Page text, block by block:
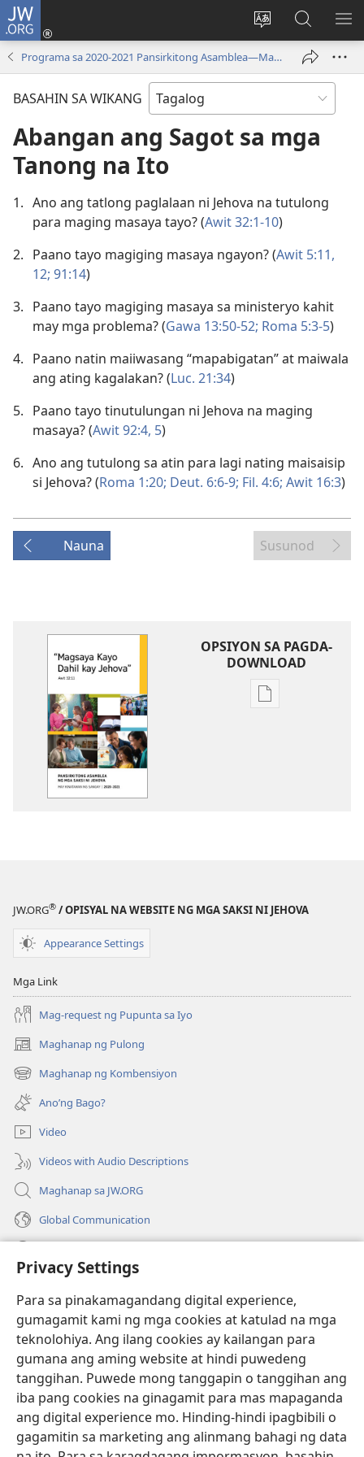
Privacy Settings
Para sa pinakamagandang digital experience,
gumagamit kami ng mga cookies at katulad na mga
teknolohiya. Ang ilang cookies ay kailangan para
gumana ang aming website at hindi puwedeng
tanggihan. Puwede mong tanggapin o tanggihan ang
iba pang cookies na ginagamit para mas mapaganda
ang digital experience mo. Hinding-hindi ipagbibili o
gagamitin sa marketing ang alinmang bahagi ng data
JW.ORG
Baguhin
ang
ng
Mag-
log
bubukas
window)
sa
JW.ORG
Programa sa 2020-2021 Pansirkitong Asamblea—May Kinatawan ng Sangay
BASAHIN SA WIKANG
Abangan ang Sagot sa mga
Tanong na Ito
1. Ano ang tatlong paglalaan ni Jehova na tutulong
para maging masaya tayo? (Awit 32:1-10)
2. Paano tayo magiging masaya ngayon? (Awit 5:11,
12; 91:14)
3. Paano tayo magiging masaya sa ministeryo kahit
may mga problema? (Gawa 13:50-52; Roma 5:3-5)
4. Paano natin maiiwasang “mapabigatan” at maiwala
ang ating kagalakan? (Luc. 21:34)
5. Paano tayo tinutulungan ni Jehova na maging
masaya? (Awit 92:4, 5)
6. Ano ang tutulong sa atin para lagi nating maisaisip
si Jehova? (Roma 1:20; Deut. 6:6-9; Fil. 4:6; Awit 16:3)
Nauna Susunod
OPSIYON SA PAGDA-
DOWNLOAD
Opsiyon
Asamblea
ng
JW.ORG® / OPISYAL NA WEBSITE NG MGA SAKSI NI JEHOVA
Appearance Settings
Mga Link
Mag-request ng Pupunta sa Iyo
Maghanap ng Pulong
(may
bubukas
na
bagong
window)
Maghanap ng Kombensiyon
(may
bubukas
na
bagong
window)
Ano’ng Bago?
Video
Videos with Audio Descriptions
Maghanap sa JW.ORG
Global Communication
(may
na
bagong
window)
Watchtower ONLINE LIBRARY™
(may
bubukas
na
bagong
window)
JW Hub ®
(may
bubukas
bagong
window)
JW Library ®
Watchtower Library®